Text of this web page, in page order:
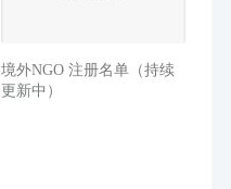
境外NGO 注册名单（持续
更新中）